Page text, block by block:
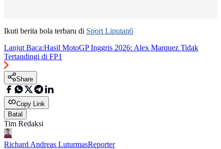
Ikuti berita bola terbaru di Sport Liputan6
Lanjut Baca:Hasil MotoGP Inggris 2026: Alex Marquez Tidak
Tertandingi di FP1
Share
Copy Link
Batal
Tim Redaksi
Richard Andreas LuturmasReporter